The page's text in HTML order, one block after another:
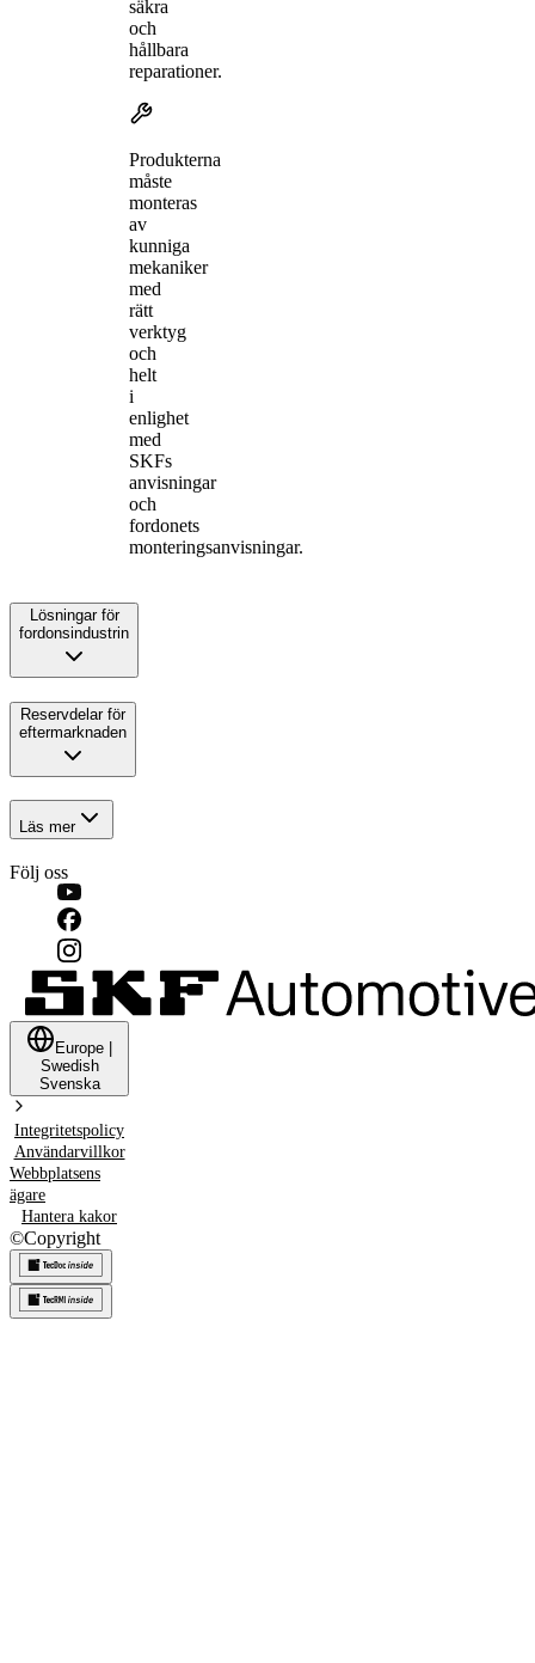
säkra
och
hållbara
reparationer.
Produkterna
måste
monteras
av
kunniga
mekaniker
med
rätt
verktyg
och
helt
i
enlighet
med
SKFs
anvisningar
och
fordonets
monteringsanvisningar.
Lösningar för
fordonsindustrin
Reservdelar för
eftermarknaden
Läs mer
Följ oss
Europe
Swedish
Svenska
Integritetspolicy
Användarvillkor
Webbplatsens
ägare
Hantera kakor
©Copyright